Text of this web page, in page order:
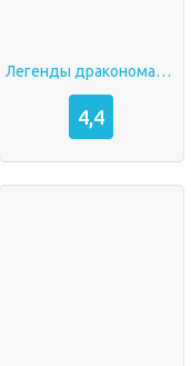
Легенды дракономании взлом
4,4